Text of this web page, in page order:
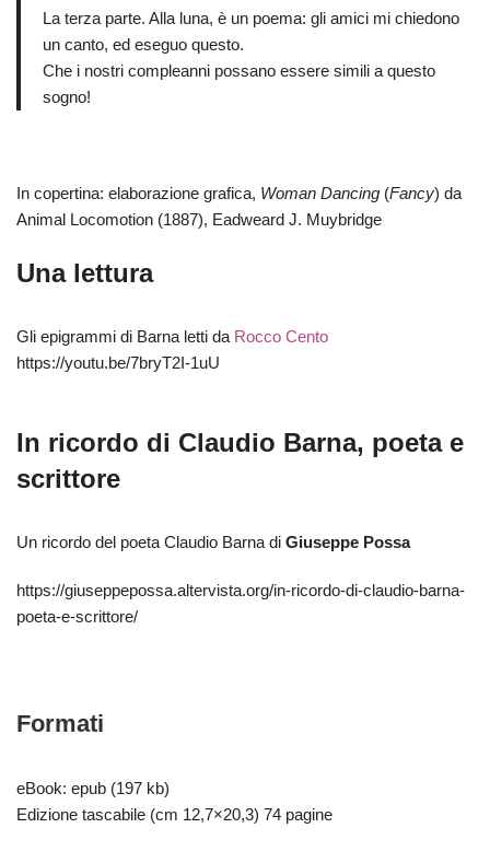
La terza parte. Alla luna, è un poema: gli amici mi chiedono
un canto, ed eseguo questo.
Che i nostri compleanni possano essere simili a questo
sogno!
In copertina: elaborazione grafica, Woman Dancing (Fancy) da
Animal Locomotion (1887), Eadweard J. Muybridge
Una lettura
Gli epigrammi di Barna letti da Rocco Cento
https://youtu.be/7bryT2I-1uU
In ricordo di Claudio Barna, poeta e
scrittore
Un ricordo del poeta Claudio Barna di Giuseppe Possa
https://giuseppepossa.altervista.org/in-ricordo-di-claudio-barna-
poeta-e-scrittore/
Formati
eBook: epub (197 kb)
Edizione tascabile (cm 12,7×20,3) 74 pagine